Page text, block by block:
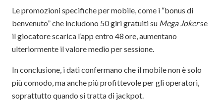
Le promozioni specifiche per mobile, come i “bonus di
benvenuto” che includono 50 giri gratuiti su Mega Jokerse
il giocatore scarica l’app entro 48 ore, aumentano
ulteriormente il valore medio per sessione.
In conclusione, i dati confermano che il mobile non è solo
più comodo, ma anche più profittevole per gli operatori,
soprattutto quando si tratta di jackpot.